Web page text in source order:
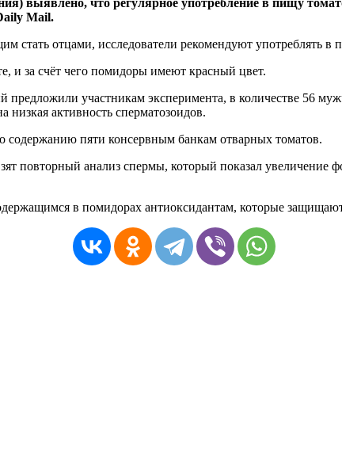
Mail.
стать отцами, исследователи рекомендуют употреблять в
и за счёт чего помидоры имеют красный цвет.
участникам эксперимента, в количестве 56
низкая активность сперматозоидов.
содержанию пяти консервным банкам отварных томатов.
повторный анализ спермы, который показал увеличение
в помидорах антиоксидантам, которые